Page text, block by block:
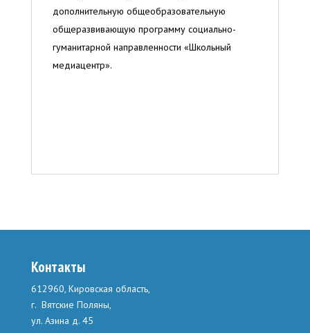
дополнительную общеобразовательную
общеразвивающую программу социально-
гуманитарной направленности «Школьный
медиацентр».
Контакты
612960, Кировская область,
г. Вятские Поляны,
ул. Азина д. 45